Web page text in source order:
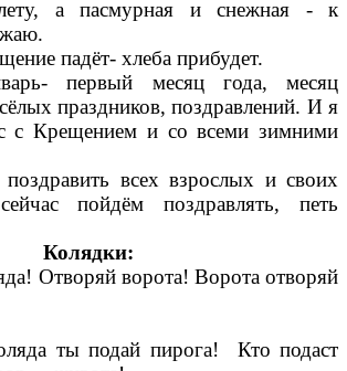
а пасмурная и снежная - к
падёт- хлеба прибудет.
первый месяц года, месяц
праздников, поздравлений. И я
с Крещением и со всеми зимними
всех взрослых и своих
пойдём поздравлять, петь
Отворяй ворота! Ворота отворяй
ты подай пирога! Кто подаст